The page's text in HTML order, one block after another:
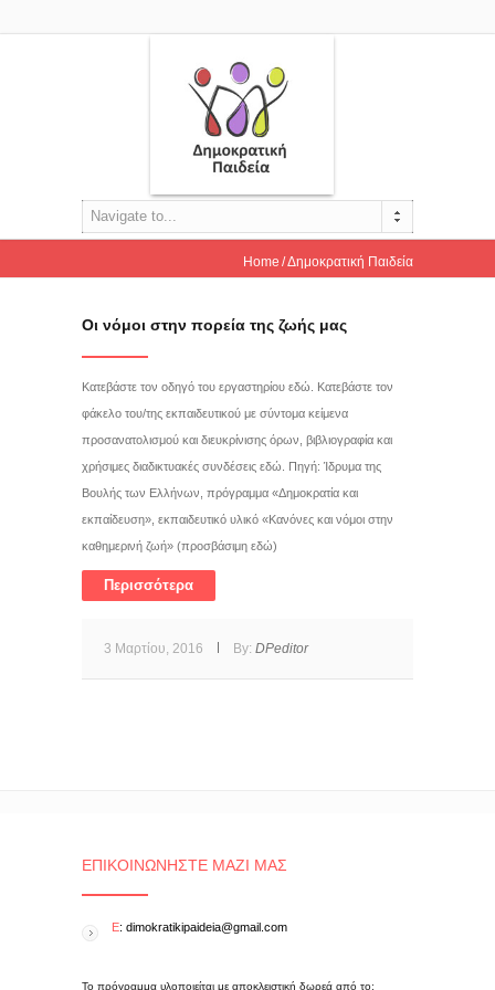
Navigate to...
Home Δημοκρατική Παιδεία
Οι νόμοι στην πορεία της ζωής μας
Κατεβάστε τον οδηγό του εργαστηρίου εδώ. Κατεβάστε τον
φάκελο του/της εκπαιδευτικού με σύντομα κείμενα
προσανατολισμού και διευκρίνισης όρων, βιβλιογραφία και
χρήσιμες διαδικτυακές συνδέσεις εδώ. Πηγή: Ίδρυμα της
Βουλής των Ελλήνων, πρόγραμμα «Δημοκρατία και
εκπαίδευση», εκπαιδευτικό υλικό «Κανόνες και νόμοι στην
καθημερινή ζωή» (προσβάσιμη εδώ)
Περισσότερα
3 Μαρτίου, 2016 By: DPeditor
ΕΠΙΚΟΙΝΩΝΉΣΤΕ ΜΑΖΊ ΜΑΣ
E: dimokratikipaideia@gmail.com
Το πρόγραμμα υλοποιείται με αποκλειστική δωρεά από το: